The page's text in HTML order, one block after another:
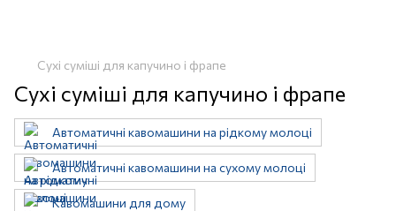
Сухі суміші для капучино і фрапе
Сухі суміші для капучино і фрапе
Автоматичні кавомашини на рідкому молоці
Автоматичні кавомашини на сухому молоці
Кавомашини для дому